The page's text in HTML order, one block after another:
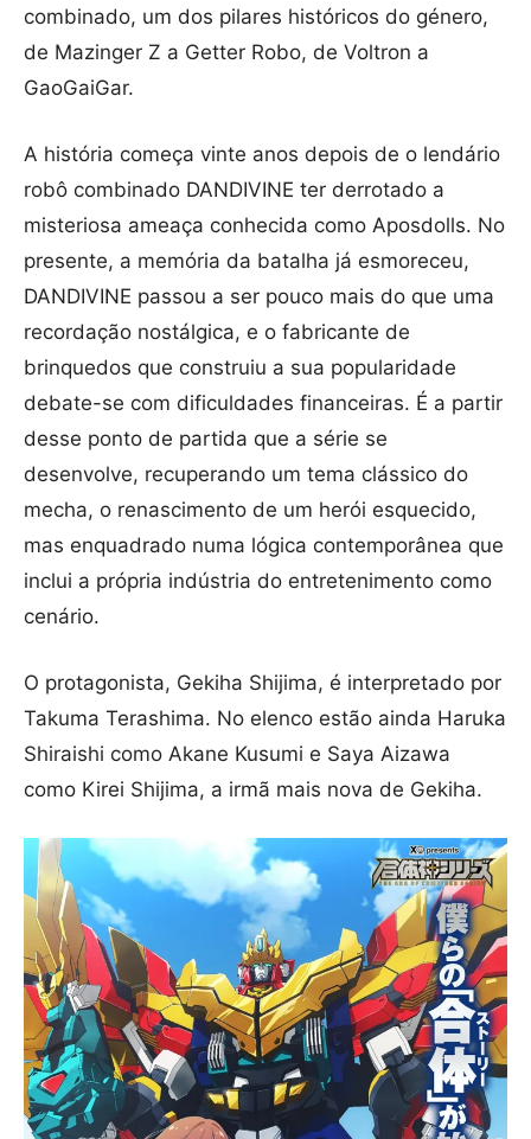
combinado, um dos pilares históricos do género,
de Mazinger Z a Getter Robo, de Voltron a
GaoGaiGar.
A história começa vinte anos depois de o lendário
robô combinado DANDIVINE ter derrotado a
misteriosa ameaça conhecida como Aposdolls. No
presente, a memória da batalha já esmoreceu,
DANDIVINE passou a ser pouco mais do que uma
recordação nostálgica, e o fabricante de
brinquedos que construiu a sua popularidade
debate-se com dificuldades financeiras. É a partir
desse ponto de partida que a série se
desenvolve, recuperando um tema clássico do
mecha, o renascimento de um herói esquecido,
mas enquadrado numa lógica contemporânea que
inclui a própria indústria do entretenimento como
cenário.
O protagonista, Gekiha Shijima, é interpretado por
Takuma Terashima. No elenco estão ainda Haruka
Shiraishi como Akane Kusumi e Saya Aizawa
como Kirei Shijima, a irmã mais nova de Gekiha.